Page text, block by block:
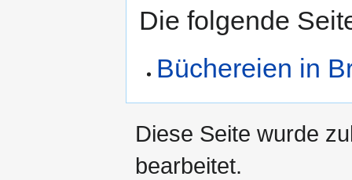
Die folgende
Büchereien in
Diese Seite wurde
bearbeitet.